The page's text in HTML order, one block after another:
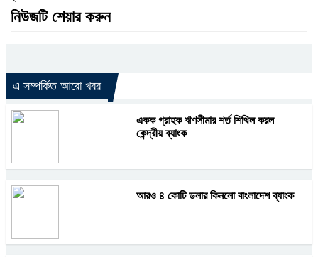
নিউজটি শেয়ার করুন
এ সম্পর্কিত আরো খবর
একক গ্রাহক ঋণসীমার শর্ত শিথিল করল
কেন্দ্রীয় ব্যাংক
আরও ৪ কোটি ডলার কিনলো বাংলাদেশ ব্যাংক